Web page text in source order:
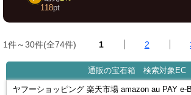
118pt
1件～30件(全74件) 1 2
通販の宝石箱 検索対象EC
ヤフーショッピング 楽天市場 amazon au PAY e-